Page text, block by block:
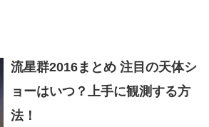
流星群2016まとめ 注目の天体シ
ョーはいつ？上手に観測する方
法！